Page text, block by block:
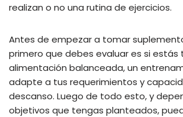
realizan o no una rutina de ejercicios.
Antes de empezar a tomar
primero que debes evaluar es si estás
alimentación balanceada, un
adapte a tus requerimientos y
descanso. Luego de todo esto, y
objetivos que tengas planteados,